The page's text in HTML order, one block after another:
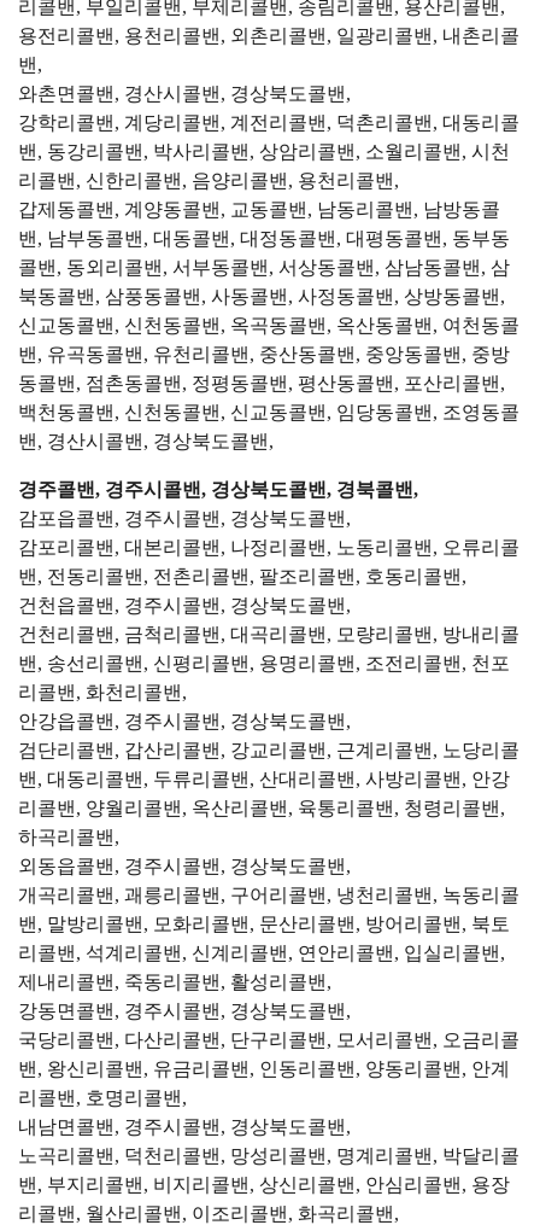
리콜밴, 부일리콜밴, 부제리콜밴, 송림리콜밴, 용산리콜밴,
용전리콜밴, 용천리콜밴, 외촌리콜밴, 일광리콜밴, 내촌리콜
밴,
와촌면콜밴, 경산시콜밴, 경상북도콜밴,
강학리콜밴, 계당리콜밴, 계전리콜밴, 덕촌리콜밴, 대동리콜
밴, 동강리콜밴, 박사리콜밴, 상암리콜밴, 소월리콜밴, 시천
리콜밴, 신한리콜밴, 음양리콜밴, 용천리콜밴,
갑제동콜밴, 계양동콜밴, 교동콜밴, 남동리콜밴, 남방동콜
밴, 남부동콜밴, 대동콜밴, 대정동콜밴, 대평동콜밴, 동부동
콜밴, 동외리콜밴, 서부동콜밴, 서상동콜밴, 삼남동콜밴, 삼
북동콜밴, 삼풍동콜밴, 사동콜밴, 사정동콜밴, 상방동콜밴,
신교동콜밴, 신천동콜밴, 옥곡동콜밴, 옥산동콜밴, 여천동콜
밴, 유곡동콜밴, 유천리콜밴, 중산동콜밴, 중앙동콜밴, 중방
동콜밴, 점촌동콜밴, 정평동콜밴, 평산동콜밴, 포산리콜밴,
백천동콜밴, 신천동콜밴, 신교동콜밴, 임당동콜밴, 조영동콜
밴, 경산시콜밴, 경상북도콜밴,
경주콜밴, 경주시콜밴, 경상북도콜밴, 경북콜밴,
감포읍콜밴, 경주시콜밴, 경상북도콜밴,
감포리콜밴, 대본리콜밴, 나정리콜밴, 노동리콜밴, 오류리콜
밴, 전동리콜밴, 전촌리콜밴, 팔조리콜밴, 호동리콜밴,
건천읍콜밴, 경주시콜밴, 경상북도콜밴,
건천리콜밴, 금척리콜밴, 대곡리콜밴, 모량리콜밴, 방내리콜
밴, 송선리콜밴, 신평리콜밴, 용명리콜밴, 조전리콜밴, 천포
리콜밴, 화천리콜밴,
안강읍콜밴, 경주시콜밴, 경상북도콜밴,
검단리콜밴, 갑산리콜밴, 강교리콜밴, 근계리콜밴, 노당리콜
밴, 대동리콜밴, 두류리콜밴, 산대리콜밴, 사방리콜밴, 안강
리콜밴, 양월리콜밴, 옥산리콜밴, 육통리콜밴, 청령리콜밴,
하곡리콜밴,
외동읍콜밴, 경주시콜밴, 경상북도콜밴,
개곡리콜밴, 괘릉리콜밴, 구어리콜밴, 냉천리콜밴, 녹동리콜
밴, 말방리콜밴, 모화리콜밴, 문산리콜밴, 방어리콜밴, 북토
리콜밴, 석계리콜밴, 신계리콜밴, 연안리콜밴, 입실리콜밴,
제내리콜밴, 죽동리콜밴, 활성리콜밴,
강동면콜밴, 경주시콜밴, 경상북도콜밴,
국당리콜밴, 다산리콜밴, 단구리콜밴, 모서리콜밴, 오금리콜
밴, 왕신리콜밴, 유금리콜밴, 인동리콜밴, 양동리콜밴, 안계
리콜밴, 호명리콜밴,
내남면콜밴, 경주시콜밴, 경상북도콜밴,
노곡리콜밴, 덕천리콜밴, 망성리콜밴, 명계리콜밴, 박달리콜
밴, 부지리콜밴, 비지리콜밴, 상신리콜밴, 안심리콜밴, 용장
리콜밴, 월산리콜밴, 이조리콜밴, 화곡리콜밴,